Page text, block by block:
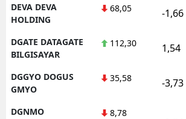
DEVA DEVA
HOLDING
68,05 -1,66
DGATE DATAGATE
BILGISAYAR
112,30 1,54
DGGYO DOGUS
GMYO
35,58 -3,73
DGNMO
8,78